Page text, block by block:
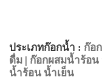
ประเภทก๊อกน้ำ : ก๊อ
ดื่ม
ก๊อกผสมน้ำร้อน
น้ำร้อน น้ำเย็น